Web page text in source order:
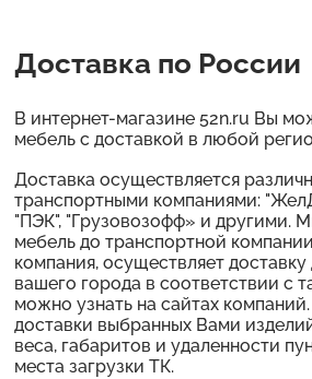
Доставка по России
В интернет-магазине 52n.ru Вы
мебель с доставкой в любой
Доставка осуществляется
транспортными компаниями:
"ПЭК", "Грузовозофф» и другими.
мебель до транспортной
компания, осуществляет
вашего города в соответствии с
можно узнать на сайтах
доставки выбранных Вами
веса, габаритов и удаленности
места загрузки ТК.